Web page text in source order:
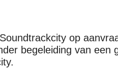
op
begeleiding van een